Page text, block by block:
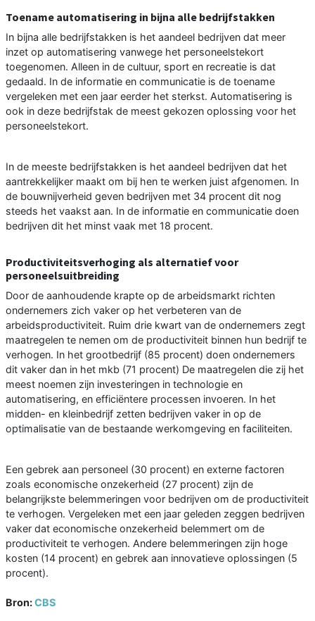
Toename automatisering in bijna alle bedrijfstakken
In bijna alle bedrijfstakken is het aandeel bedrijven dat meer
inzet op automatisering vanwege het personeelstekort
toegenomen. Alleen in de cultuur, sport en recreatie is dat
gedaald. In de informatie en communicatie is de toename
vergeleken met een jaar eerder het sterkst. Automatisering is
ook in deze bedrijfstak de meest gekozen oplossing voor het
personeelstekort.
In de meeste bedrijfstakken is het aandeel bedrijven dat het
aantrekkelijker maakt om bij hen te werken juist afgenomen. In
de bouwnijverheid geven bedrijven met 34 procent dit nog
steeds het vaakst aan. In de informatie en communicatie doen
bedrijven dit het minst vaak met 18 procent.
Productiviteitsverhoging als alternatief voor
personeelsuitbreiding
Door de aanhoudende krapte op de arbeidsmarkt richten
ondernemers zich vaker op het verbeteren van de
arbeidsproductiviteit. Ruim drie kwart van de ondernemers zegt
maatregelen te nemen om de productiviteit binnen hun bedrijf te
verhogen. In het grootbedrijf (85 procent) doen ondernemers
dit vaker dan in het mkb (71 procent) De maatregelen die zij het
meest noemen zijn investeringen in technologie en
automatisering, en efficiëntere processen invoeren. In het
midden- en kleinbedrijf zetten bedrijven vaker in op de
optimalisatie van de bestaande werkomgeving en faciliteiten.
Een gebrek aan personeel (30 procent) en externe factoren
zoals economische onzekerheid (27 procent) zijn de
belangrijkste belemmeringen voor bedrijven om de productiviteit
te verhogen. Vergeleken met een jaar geleden zeggen bedrijven
vaker dat economische onzekerheid belemmert om de
productiviteit te verhogen. Andere belemmeringen zijn hoge
kosten (14 procent) en gebrek aan innovatieve oplossingen (5
procent).
Bron:CBS